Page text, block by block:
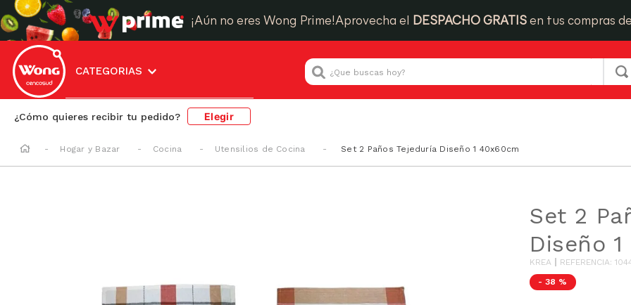
¡Aún no eres Wong Prime!Aprovecha el DESPACHO GRATIS en tus compras
CATEGORIAS
¿Que buscas hoy?
¿Cómo quieres recibir tu pedido? Elegir
Hogar y Bazar Cocina Utensilios de Cocina Set 2 Paños Tejeduría Diseño 1 40x60cm
Set 2
Diseño
KREA REFERENCIA:
- 38 %